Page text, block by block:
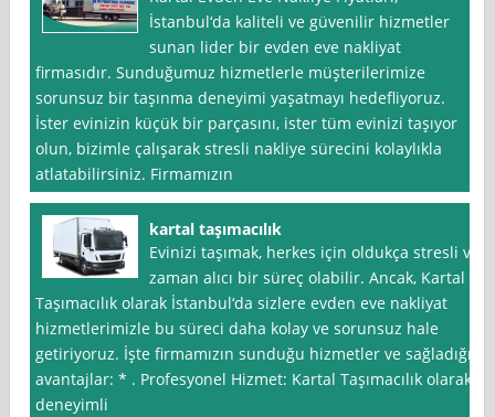
İstanbul‘da kaliteli ve güvenilir hizmetler
sunan lider bir evden eve nakliyat
firmasıdır. Sunduğumuz hizmetlerle müşterilerimize
sorunsuz bir taşınma deneyimi yaşatmayı hedefliyoruz.
İster evinizin küçük bir parçasını, ister tüm evinizi taşıyor
olun, bizimle çalışarak stresli nakliye sürecini kolaylıkla
atlatabilirsiniz. Firmamızın
kartal taşımacılık
Evinizi taşımak, herkes için oldukça stresli ve
zaman alıcı bir süreç olabilir. Ancak, Kartal
Taşımacılık olarak İstanbul‘da sizlere evden eve nakliyat
hizmetlerimizle bu süreci daha kolay ve sorunsuz hale
getiriyoruz. İşte firmamızın sunduğu hizmetler ve sağladığı
avantajlar: * . Profesyonel Hizmet: Kartal Taşımacılık olarak,
deneyimli